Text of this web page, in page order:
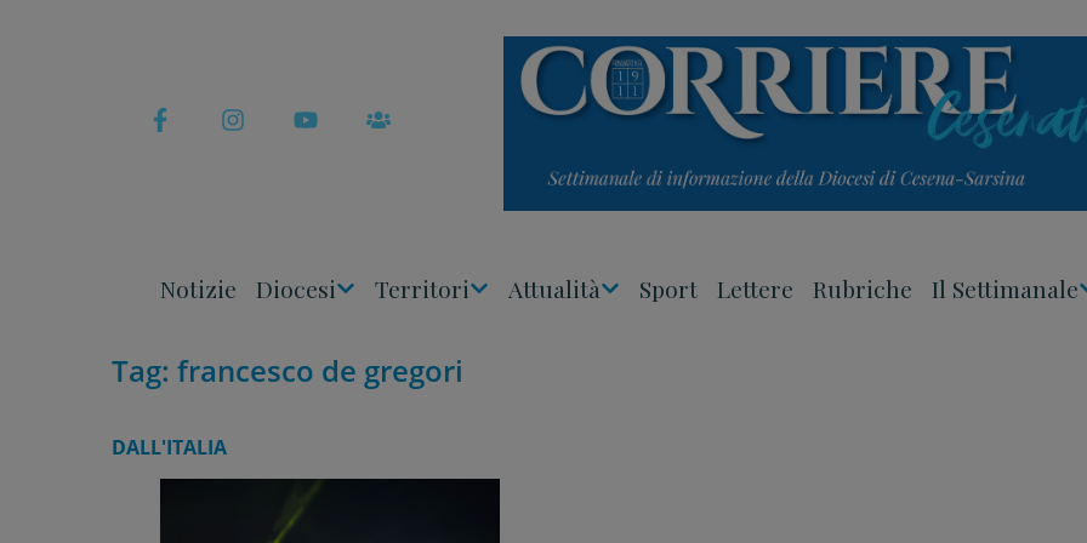
Notizie Diocesi Territori Attualità Sport Lettere Rubriche Il Settimanale
Tag: francesco de gregori
DALL'ITALIA